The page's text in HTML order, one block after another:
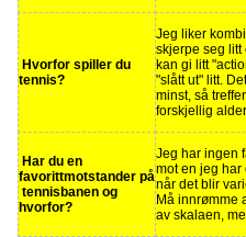
Hvorfor spiller du
tennis?
Jeg liker
skjerpe seg litt
kan gi litt
"slått ut" litt.
minst, så
forskjellig
Har du en
favorittmotstander på
tennisbanen og
hvorfor?
Jeg har ingen
mot en jeg har
når det blir
Må innrømme
av skalaen,